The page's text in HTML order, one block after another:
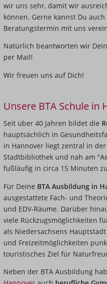
wir uns sehr, damit wir
können. Gerne kannst Du
Beratungstermin mit uns
Natürlich beantworten wir
per Mail!
Wir freuen uns auf Dich!
Unsere BTA Schule in
Seit über 40 Jahren bildet die
hauptsächlich in
in Hannover liegt zentral in
Stadtbibliothek und nah am "
fußläufig in circa 15 Minuten
Für Deine BTA Ausbildung in
ausgestattete Fach- und
und EDV-Räume. Darüber
viele Rückzugsmöglichkeiten
als Niedersachsens
und Freizeitmöglichkeiten
touristisches Ziel für
Neben der BTA Ausbildung